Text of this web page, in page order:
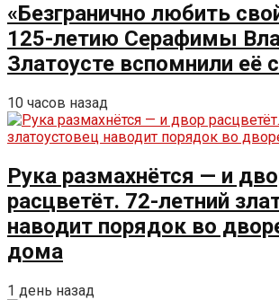
«Безгранично любить
125-летию Серафимы
Златоусте вспомнили её
10 часов назад
Рука размахнётся — и
расцветёт. 72-летний
наводит порядок во
дома
1 день назад